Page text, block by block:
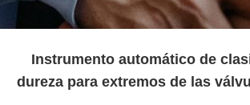
Instrumento automático de
dureza para extremos de las